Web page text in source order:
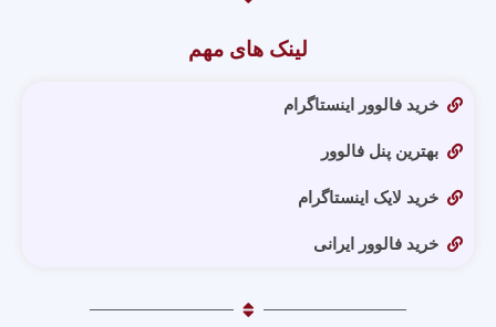
لینک های مهم
خرید فالوور اینستاگرام
بهترین پنل فالوور
خرید لایک اینستاگرام
خرید فالوور ایرانی